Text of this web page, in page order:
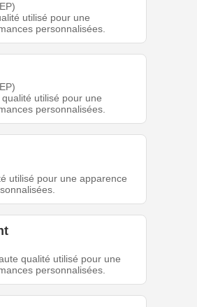
utilisé pour une
personnalisées.
utilisé pour une
personnalisées.
utilisé pour une apparence
qualité utilisé pour une
personnalisées.